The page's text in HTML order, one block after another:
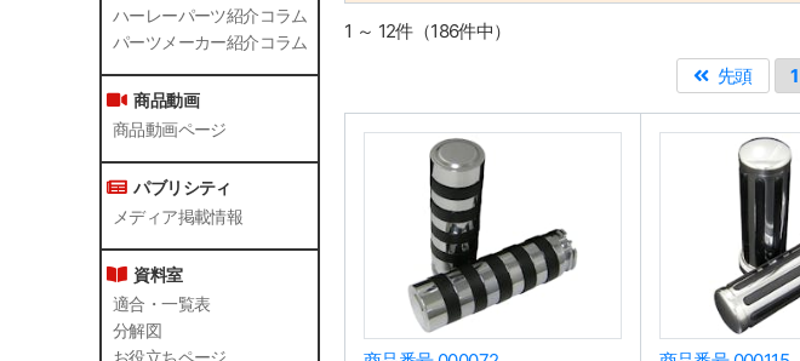
ハーレーパーツ紹介コラム
パーツメーカー紹介コラム
商品動画
商品動画ページ
パブリシティ
メディア掲載情報
資料室
適合・一覧表
分解図
1 ～ 12件（186件中）
先頭
1